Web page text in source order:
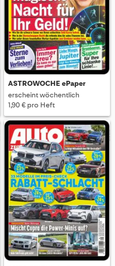
ASTROWOCHE ePaper
erscheint wöchentlich
1,90 € pro Heft